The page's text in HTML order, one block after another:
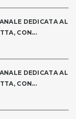
DEDICATA AL
CON...
DEDICATA AL
CON...